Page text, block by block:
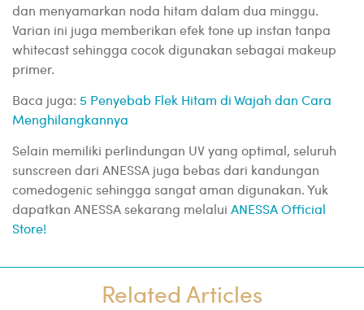
dan menyamarkan noda hitam dalam dua minggu.
Varian ini juga memberikan efek tone up instan tanpa
whitecast sehingga cocok digunakan sebagai makeup
primer.
Baca juga: 5 Penyebab Flek Hitam di Wajah dan Cara
Menghilangkannya
Selain memiliki perlindungan UV yang optimal, seluruh
sunscreen dari ANESSA juga bebas dari kandungan
comedogenic sehingga sangat aman digunakan. Yuk
dapatkan ANESSA sekarang melalui ANESSA Official
Store!
Related Articles